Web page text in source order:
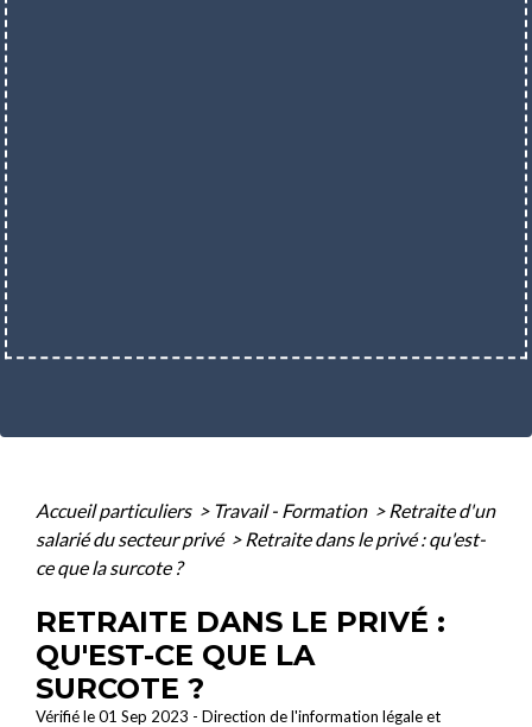
Accueil particuliers > Travail - Formation > Retraite d'un
salarié du secteur privé > Retraite dans le privé : qu'est-
ce que la surcote ?
RETRAITE DANS LE PRIVÉ :
QU'EST-CE QUE LA
SURCOTE ?
Vérifié le 01 Sep 2023 - Direction de l'information légale et